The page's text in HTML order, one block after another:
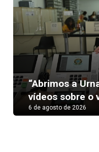
Copom
e
6 de agosto de 2026
Previous